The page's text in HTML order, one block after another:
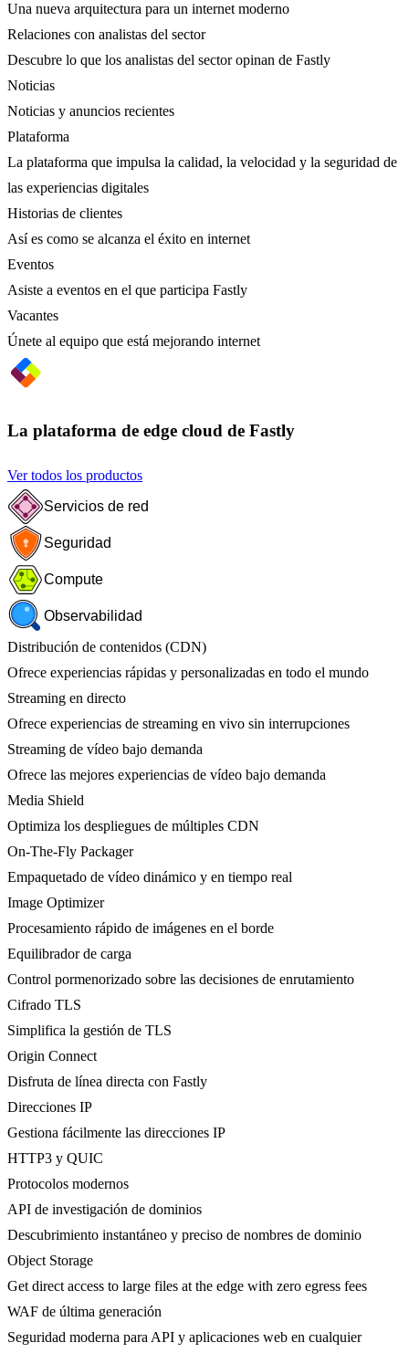
Una nueva arquitectura para un internet moderno
Relaciones con analistas del sector
Descubre lo que los analistas del sector opinan de Fastly
Noticias
Noticias y anuncios recientes
Plataforma
La plataforma que impulsa la calidad, la velocidad y la seguridad de
las experiencias digitales
Historias de clientes
Así es como se alcanza el éxito en internet
Eventos
Asiste a eventos en el que participa Fastly
Vacantes
Únete al equipo que está mejorando internet
La plataforma de edge cloud de Fastly
Ver todos los productos
Servicios de red
Seguridad
Compute
Observabilidad
Distribución de contenidos (CDN)
Ofrece experiencias rápidas y personalizadas en todo el mundo
Streaming en directo
Ofrece experiencias de streaming en vivo sin interrupciones
Streaming de vídeo bajo demanda
Ofrece las mejores experiencias de vídeo bajo demanda
Media Shield
Optimiza los despliegues de múltiples CDN
On-The-Fly Packager
Empaquetado de vídeo dinámico y en tiempo real
Image Optimizer
Procesamiento rápido de imágenes en el borde
Equilibrador de carga
Control pormenorizado sobre las decisiones de enrutamiento
Cifrado TLS
Simplifica la gestión de TLS
Origin Connect
Disfruta de línea directa con Fastly
Direcciones IP
Gestiona fácilmente las direcciones IP
HTTP3 y QUIC
Protocolos modernos
API de investigación de dominios
Descubrimiento instantáneo y preciso de nombres de dominio
Object Storage
Get direct access to large files at the edge with zero egress fees
WAF de última generación
Seguridad moderna para API y aplicaciones web en cualquier